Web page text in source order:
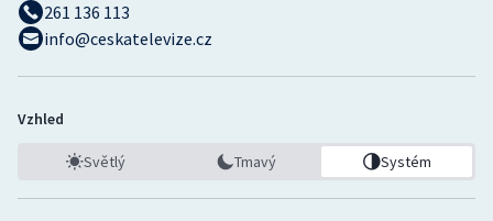
261 136 113
info@ceskatelevize.cz
Vzhled
Světlý Tmavý Systém